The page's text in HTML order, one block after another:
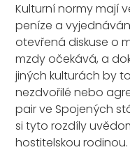
Kulturní normy mají
peníze a
otevřená diskuse o
mzdy očekává, a
jiných kulturách by
nezdvořilé nebo
pair ve Spojených
si tyto rozdíly
hostitelskou rodinou.